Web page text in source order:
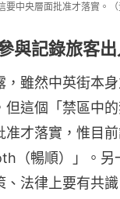
中央層面批准才落實。（
與記錄旅客
，雖然中英街本
但這個「禁區中
准才落實，惟目
（暢順）」。另
、法律上要有共